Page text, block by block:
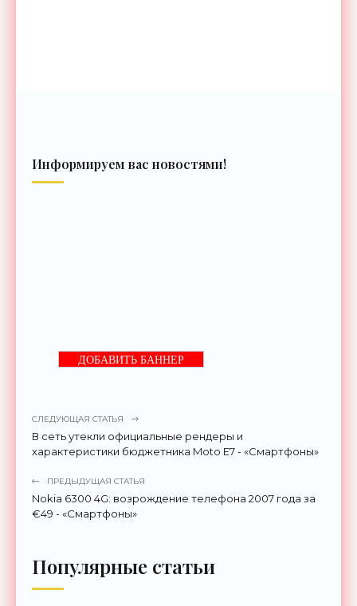
Информируем вас новостями!
ДОБАВИТЬ БАННЕР
СЛЕДУЮЩАЯ СТАТЬЯ
В сеть утекли официальные рендеры и
характеристики бюджетника Moto E7 - «Смартфоны»
ПРЕДЫДУЩАЯ СТАТЬЯ
Nokia 6300 4G: возрождение телефона 2007 года за
€49 - «Смартфоны»
Популярные статьи